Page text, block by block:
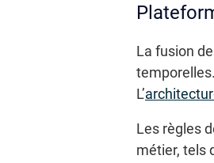
La fusion
L’
Les règles
métier, tels